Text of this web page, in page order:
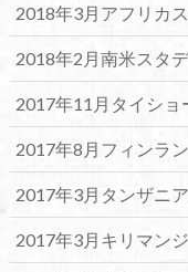
2018年3月アフリカ
2018年2月南米スタ
2017年11月タイシ
2017年8月フィンラ
2017年3月タンザニ
2017年3月キリマン